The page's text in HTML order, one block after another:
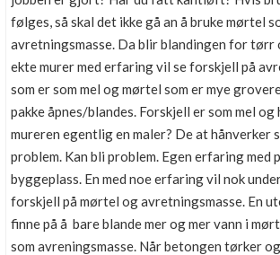
følges, så skal det ikke gå an å bruke mørtel
avretningsmasse. Da blir blandingen for tørr
ekte murer med erfaring vil se forskjell på
som er som mel og mørtel som er mye
pakke åpnes/blandes. Forskjell er som mel og
mureren egentlig en maler? De at hånverker
problem. Kan bli problem. Egen erfaring med
byggeplass. En med noe erfaring vil nok
forskjell på mørtel og avretningsmasse. En
finne på å bare blande mer og mer vann i
som avreningsmasse. Når betongen tørker